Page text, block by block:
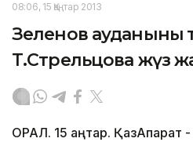
08:06, 15 Қаңтар 2013
Зеленов ауданының
Т.Стрельцова жүз
ОРАЛ. 15 қаңтар. ҚазАқпарат